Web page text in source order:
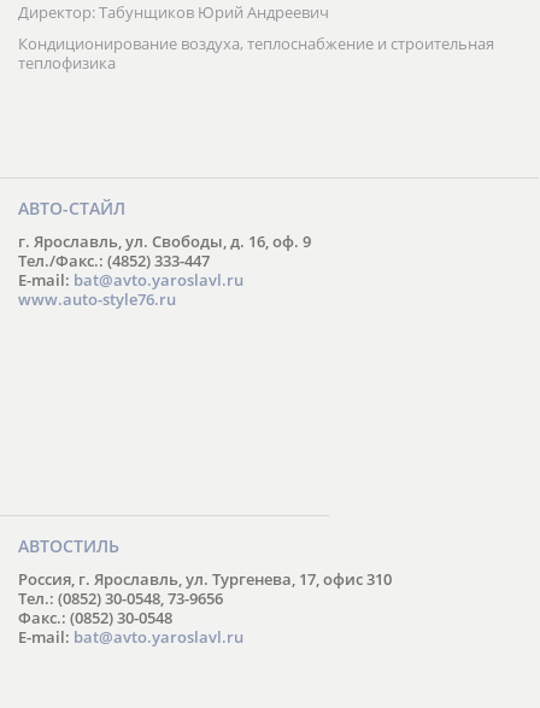
Директор: Табунщиков Юрий Андреевич
Кондиционирование воздуха, теплоснабжение и строительная
теплофизика
АВТО-СТАЙЛ
г. Ярославль, ул. Свободы, д. 16, оф. 9
Тел./Факс.: (4852) 333-447
E-mail: bat@avto.yaroslavl.ru
www.auto-style76.ru
АВТОСТИЛЬ
Россия, г. Ярославль, ул. Тургенева, 17, офис 310
Тел.: (0852) 30-0548, 73-9656
Факс.: (0852) 30-0548
E-mail: bat@avto.yaroslavl.ru